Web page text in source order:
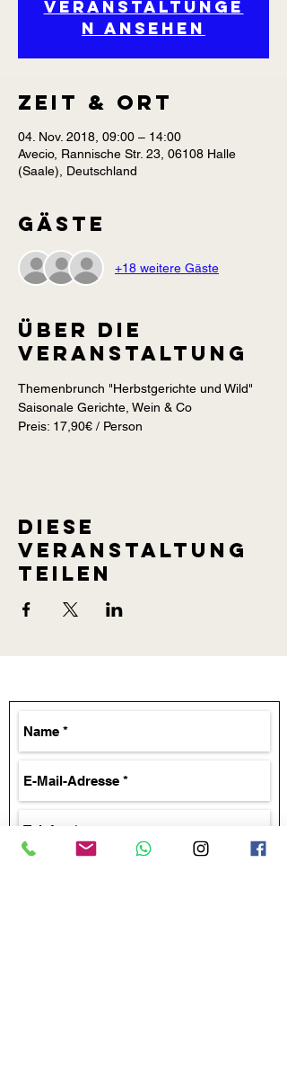
Veranstaltunge
n ansehen
Zeit & Ort
04. Nov. 2018, 09:00 – 14:00
Avecio, Rannische Str. 23, 06108 Halle
(Saale), Deutschland
Gäste
+18 weitere Gäste
Über die
Veranstaltung
Saisonale Gerichte, Wein & Co
Preis: 17,90€ / Person
Diese
Veranstaltung
teilen